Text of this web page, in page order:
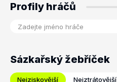
Profily hráčů
Sázkařský žebříček
Nejziskovější Nejztrátovější